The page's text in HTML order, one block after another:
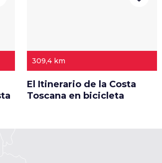
309,4 km
El Itinerario de la Costa
Toscana en bicicleta